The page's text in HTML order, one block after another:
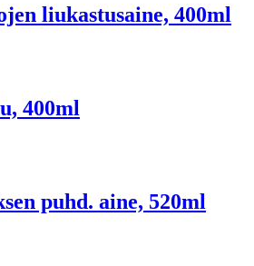
liukastusaine, 400ml
400ml
puhd. aine, 520ml